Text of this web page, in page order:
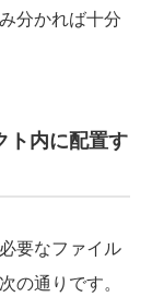
分かれば十分
ト内に配置す
要なファイル
の通りです。